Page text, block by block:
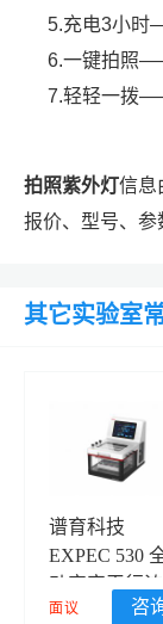
5.充电3小
6.一键拍照
7.轻轻一拨
拍照紫外灯信息
报价、型号、参
其它实验室
谱育科技
EXPEC 530
动定容平行
仪
面议 咨